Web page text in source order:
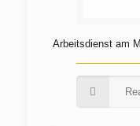
Arbeitsdienst am